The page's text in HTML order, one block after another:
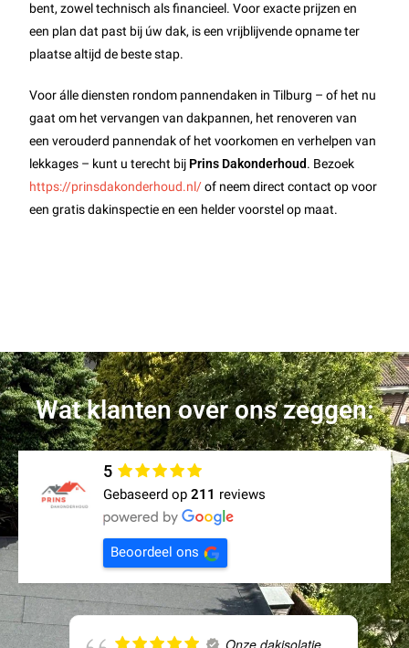
bent, zowel technisch als financieel. Voor exacte prijzen en
een plan dat past bij úw dak, is een vrijblijvende opname ter
plaatse altijd de beste stap.
Voor álle diensten rondom pannendaken in Tilburg – of het nu
gaat om het vervangen van dakpannen, het renoveren van
een verouderd pannendak of het voorkomen en verhelpen van
lekkages – kunt u terecht bij Prins Dakonderhoud. Bezoek
https://prinsdakonderhoud.nl/of neem direct contact op voor
een gratis dakinspectie en een helder voorstel op maat.
Wat klanten over ons zeggen:
5
Gebaseerd op 211 reviews
Beoordeel ons